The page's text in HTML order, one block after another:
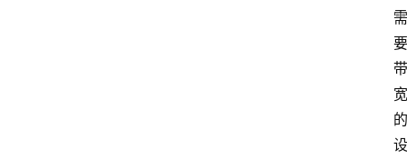
需
要
带
宽
的
设